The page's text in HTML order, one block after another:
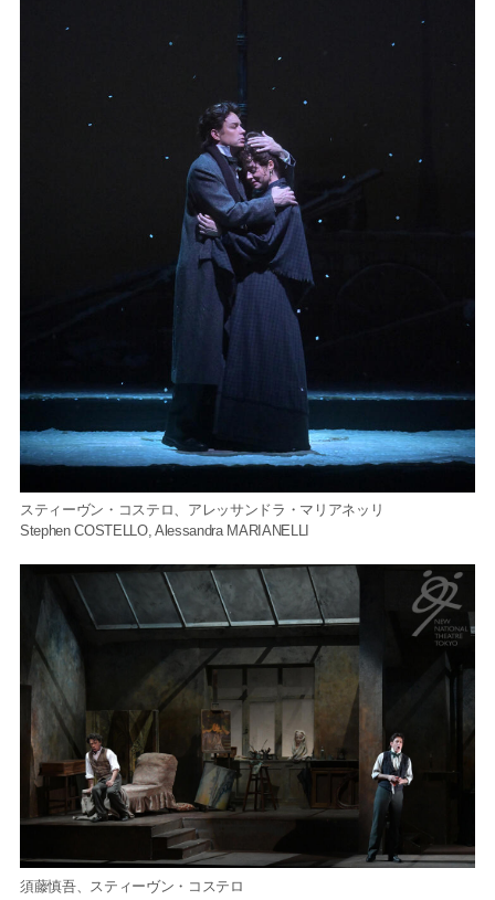
スティーヴン・コステロ、アレッサンドラ・マリアネッリ
Stephen COSTELLO, Alessandra MARIANELLI
須藤慎吾、スティーヴン・コステロ